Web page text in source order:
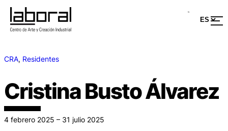
CRA, Residentes
Cristina Busto Álvarez
4 febrero 2025 – 31 julio 2025